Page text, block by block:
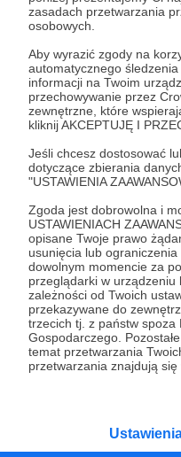
zasadach przetwarzania
osobowych.
Aby wyrazić zgody na
automatycznego
informacji na Twoim
przechowywanie przez
zewnętrzne, które
kliknij AKCEPTUJĘ I
Jeśli chcesz dostosować
dotyczące zbierania
"USTAWIENIA
Zgoda jest dobrowolna i
USTAWIENIACH
opisane Twoje prawo
usunięcia lub
dowolnym momencie za
przeglądarki w
zależności od Twoich
przekazywane do
trzecich tj. z państw spoza
Gospodarczego.
temat przetwarzania
przetwarzania znajdują
dostępny jest na stronie
* Zapoznałem się i
* Wyrażam zgodę na
osobowych podanych w
prawidłowego
Wyrażam zgodę na
informacji handlowych -
zmieniona w